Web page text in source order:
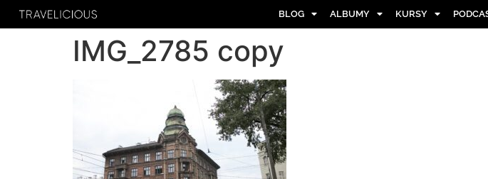
BLOG ALBUMY KURSY
IMG_2785 copy